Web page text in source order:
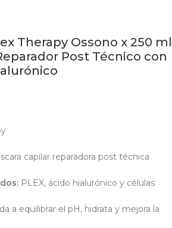
Therapy Ossono x 250 ml
Post Técnico con
capilar reparadora post técnica
PLEX, ácido hialurónico y células
a equilibrar el pH, hidrata y mejora la